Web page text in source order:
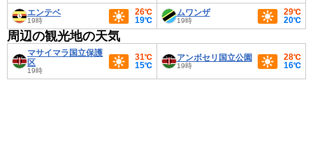
エンテベ
19時
26℃
19℃
ムワンザ
19時
29℃
20℃
周辺の観光地の天気
マサイマラ国立保護
区
19時
31℃
15℃
アンボセリ国立公園
19時
28℃
16℃